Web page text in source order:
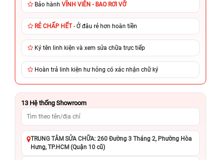
Bảo hành VĨNH VIỄN - BAO RƠI VỠ
RẺ CHẤP HẾT- Ở đâu rẻ hơn hoàn tiền
Ký tên linh kiện và xem sửa chữa trực tiếp
Hoàn trả linh kiện hư hỏng có xác nhận chữ ký
13 Hệ thống Showroom
TRUNG TÂM SỬA CHỮA: 260 Đường 3 Tháng 2, Phường Hòa
Hưng, TP.HCM (Quận 10 cũ)